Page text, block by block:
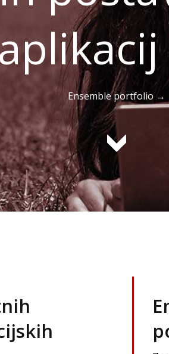
aplikacij
Ensemble portfolio →